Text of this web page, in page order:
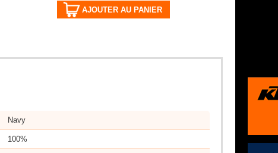
AJOUTER AU PANIER
Navy
100%